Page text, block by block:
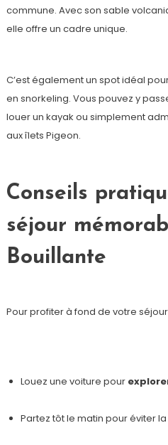
commune. Avec son sable
elle offre un cadre unique.
C’est également un spot idéal
en snorkeling. Vous pouvez y
louer un kayak ou simplement
aux îlets Pigeon.
Conseils
séjour
Bouillante
Pour profiter à fond de votre séjour
Louez une voiture pour
Partez tôt le matin pour éviter